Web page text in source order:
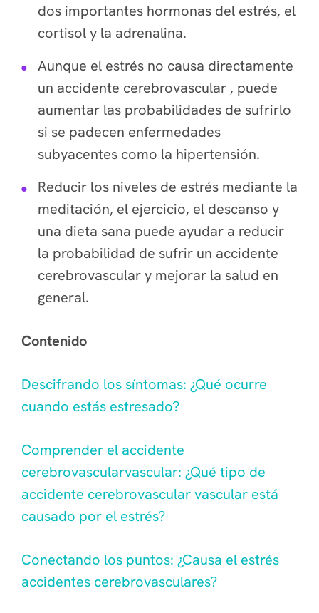
dos importantes hormonas del estrés, el
cortisol y la adrenalina.
Aunque el estrés no causa directamente
un accidente cerebrovascular , puede
aumentar las probabilidades de sufrirlo
si se padecen enfermedades
subyacentes como la hipertensión.
Reducir los niveles de estrés mediante la
meditación, el ejercicio, el descanso y
una dieta sana puede ayudar a reducir
la probabilidad de sufrir un accidente
cerebrovascular y mejorar la salud en
general.
Contenido
Descifrando los síntomas: ¿Qué ocurre
cuando estás estresado?
Comprender el accidente
cerebrovascularvascular: ¿Qué tipo de
accidente cerebrovascular vascular está
causado por el estrés?
Conectando los puntos: ¿Causa el estrés
accidentes cerebrovasculares?